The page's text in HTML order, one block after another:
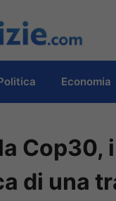
Economia
Cop30,
di una